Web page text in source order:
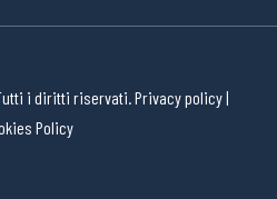
i diritti riservati.Privacy policy|
Policy